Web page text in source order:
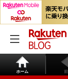
ホーム